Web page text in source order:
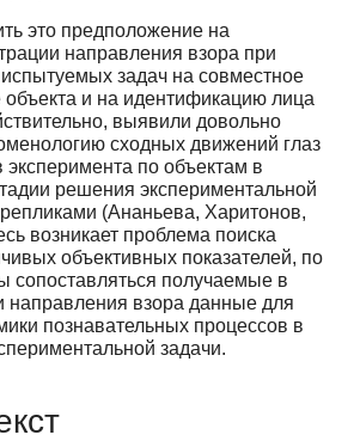
это предположение на
направления взора при
задач на совместное
объекта и на идентификацию лица
выявили довольно
сходных движений глаз
эксперимента по объектам в
решения экспериментальной
(Ананьева, Харитонов,
возникает проблема поиска
объективных показателей, по
сопоставляться получаемые в
направления взора данные для
познавательных процессов в
задачи.